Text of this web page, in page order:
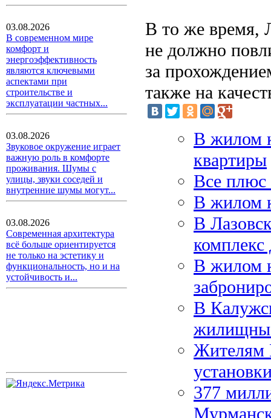
03.08.2026
В современном мире
комфорт и
энергоэффективность
являются ключевыми
аспектами при
строительстве и
эксплуатации частных...
03.08.2026
Звуковое окружение играет
важную роль в комфорте
проживания. Шумы с
улицы, звуки соседей и
внутренние шумы могут...
03.08.2026
Современная архитектура
всё больше ориентируется
не только на эстетику и
функциональность, но и на
устойчивость и...
В то же время,
не должно
за
также на
В жилом
квартиры
Все плюс
В жилом
В
комплекс
В жилом
В
Жителям
377